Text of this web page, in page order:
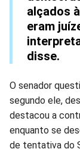
alçados
eram
disse.
O senador
segundo ele,
destacou a
enquanto se
de tentativa do